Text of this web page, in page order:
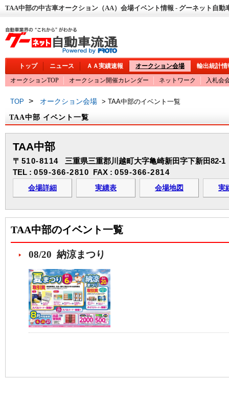
TAA中部の中古車オークション（AA）会場イベント情報 - グーネット自動
トップ ニュース ＡＡ実績速報 オークション会場
輸出統計情
オークションTOP
オークション開催カレンダー ネットワーク 入札会
TOP > オークション会場 > TAA中部のイベント一覧
TAA中部 イベント一覧
TAA中部
〒510-8114 三重県三重郡川越町大字亀崎新田字下新田82-1
TEL : 059-366-2810 FAX :059-366-2814
会場詳細 実績表 会場地図 実
TAA中部のイベント一覧
08/20 納涼まつり